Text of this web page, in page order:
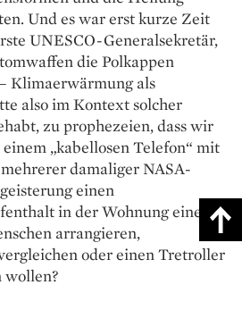
Und es war erst kurze Zeit
UNESCO-­Generalsekretär,
die Polkappen
Klimaerwärmung als
also im Kontext solcher
zu prophezeien, dass wir
„kabel­losen Telefon“ mit
damaliger NASA-
einen
in der Wohnung eines
arrangieren,
oder einen Tretroller
wollen?